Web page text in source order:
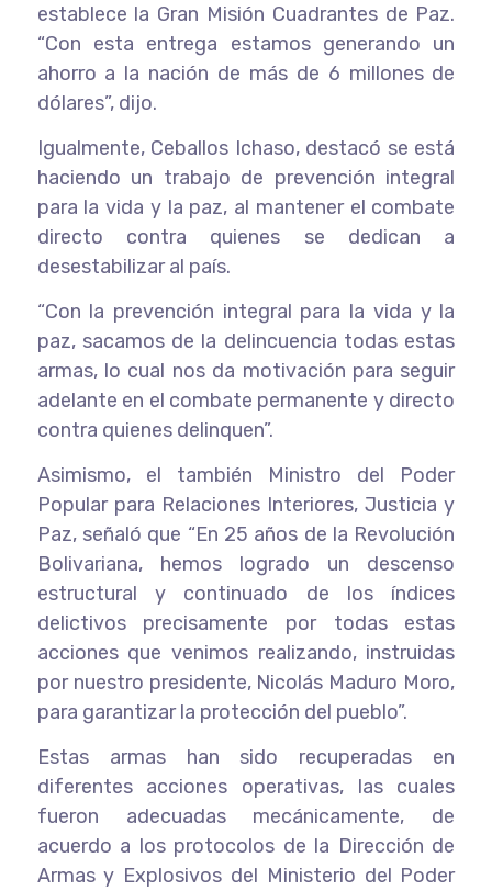
establece la Gran Misión Cuadrantes de Paz.
“Con esta entrega estamos generando un
ahorro a la nación de más de 6 millones de
dólares”, dijo.
Igualmente, Ceballos Ichaso, destacó se está
haciendo un trabajo de prevención integral
para la vida y la paz, al mantener el combate
directo contra quienes se dedican a
desestabilizar al país.
“Con la prevención integral para la vida y la
paz, sacamos de la delincuencia todas estas
armas, lo cual nos da motivación para seguir
adelante en el combate permanente y directo
contra quienes delinquen”.
Asimismo, el también Ministro del Poder
Popular para Relaciones Interiores, Justicia y
Paz, señaló que “En 25 años de la Revolución
Bolivariana, hemos logrado un descenso
estructural y continuado de los índices
delictivos precisamente por todas estas
acciones que venimos realizando, instruidas
por nuestro presidente, Nicolás Maduro Moro,
para garantizar la protección del pueblo”.
Estas armas han sido recuperadas en
diferentes acciones operativas, las cuales
fueron adecuadas mecánicamente, de
acuerdo a los protocolos de la Dirección de
Armas y Explosivos del Ministerio del Poder